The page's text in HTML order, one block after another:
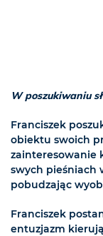
W poszukiwaniu
Franciszek
obiektu swoich
zainteresowanie
swych pieśniach
pobudzając
Franciszek
entuzjazm